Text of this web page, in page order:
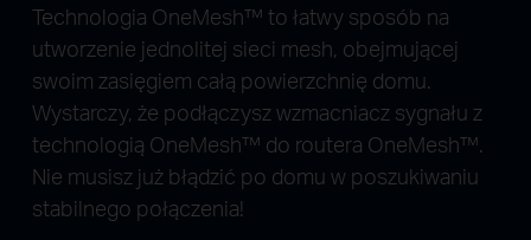
Technologia OneMesh™ to łatwy sposób na
utworzenie jednolitej sieci mesh, obejmującej
swoim zasięgiem całą powierzchnię domu.
Wystarczy, że podłączysz wzmacniacz sygnału z
technologią OneMesh™ do routera OneMesh™.
Nie musisz już błądzić po domu w poszukiwaniu
stabilnego połączenia!